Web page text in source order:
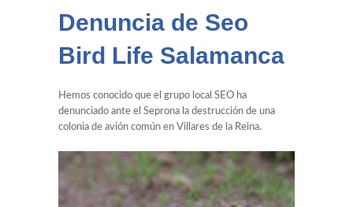
Denuncia de Seo
Bird Life Salamanca
Hemos conocido que el grupo local SEO ha
denunciado ante el Seprona la destrucción de una
colonia de avión común en Villares de la Reina.